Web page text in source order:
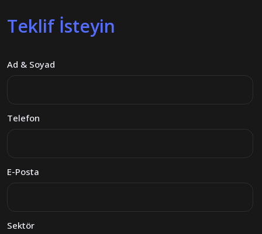
Teklif İsteyin
Ad & Soyad
Telefon
E-Posta
Sektör